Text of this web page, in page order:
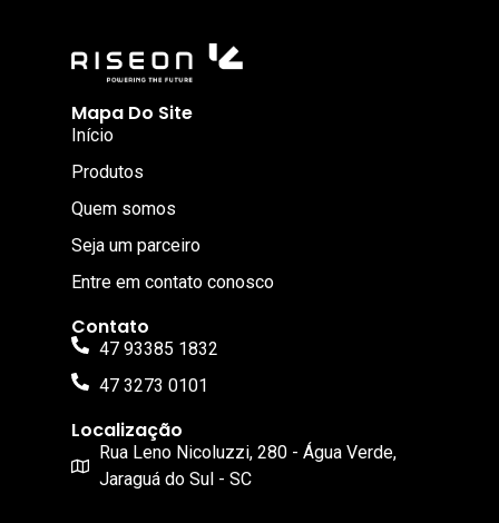
Mapa Do Site
Início
Produtos
Quem somos
Seja um parceiro
Entre em contato conosco
Contato
47 93385 1832
47 3273 0101
Localização
Rua Leno Nicoluzzi, 280 - Água Verde,
Jaraguá do Sul - SC